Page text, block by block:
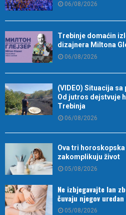
06/08/2026
Trebinje domaćin
dizajnera Miltona
06/08/2026
(VIDEO) Situacija
Od jutros dejstvuje
Trebinja
06/08/2026
Ova tri
zakomplikuju život
05/08/2026
Ne izbjegavajte lan
čuvaju njegov
05/08/2026